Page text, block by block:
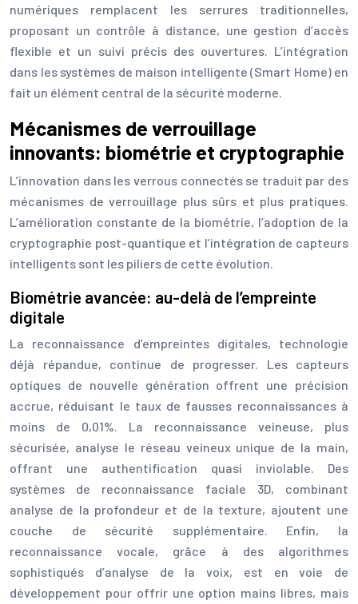
numériques remplacent les serrures traditionnelles,
proposant un contrôle à distance, une gestion d’accès
flexible et un suivi précis des ouvertures. L’intégration
dans les systèmes de maison intelligente (Smart Home) en
fait un élément central de la sécurité moderne.
Mécanismes de verrouillage
innovants: biométrie et cryptographie
L’innovation dans les verrous connectés se traduit par des
mécanismes de verrouillage plus sûrs et plus pratiques.
L’amélioration constante de la biométrie, l’adoption de la
cryptographie post-quantique et l’intégration de capteurs
intelligents sont les piliers de cette évolution.
Biométrie avancée: au-delà de l’empreinte
digitale
La reconnaissance d’empreintes digitales, technologie
déjà répandue, continue de progresser. Les capteurs
optiques de nouvelle génération offrent une précision
accrue, réduisant le taux de fausses reconnaissances à
moins de 0,01%. La reconnaissance veineuse, plus
sécurisée, analyse le réseau veineux unique de la main,
offrant une authentification quasi inviolable. Des
systèmes de reconnaissance faciale 3D, combinant
analyse de la profondeur et de la texture, ajoutent une
couche de sécurité supplémentaire. Enfin, la
reconnaissance vocale, grâce à des algorithmes
sophistiqués d’analyse de la voix, est en voie de
développement pour offrir une option mains libres, mais